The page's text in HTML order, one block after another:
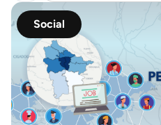
Social